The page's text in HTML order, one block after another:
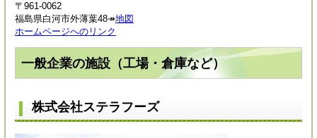
〒961-0062
福島県白河市外薄葉48↠地図
ホームページへのリンク
一般企業の施設（工場・倉庫など）
株式会社ステラフーズ